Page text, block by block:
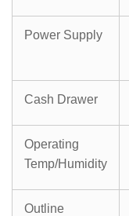
Power Supply
Cash Drawer
Operating
Temp/Humidity
Outline